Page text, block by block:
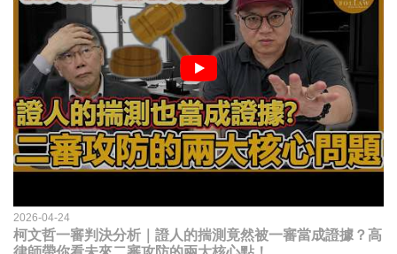
2026-04-24
柯文哲一審判決分析｜證人的揣測竟然被一審當成證據？高